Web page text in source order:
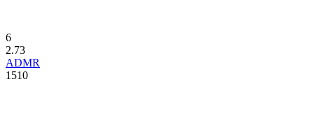
6
2.73
ADMR
1510